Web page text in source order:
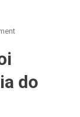
On
Que
do